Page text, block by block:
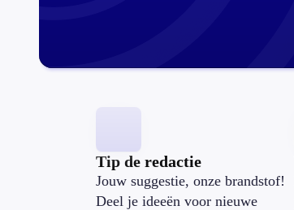
Tip de redactie
Jouw suggestie, onze brandstof!
Deel je ideeën voor nieuwe